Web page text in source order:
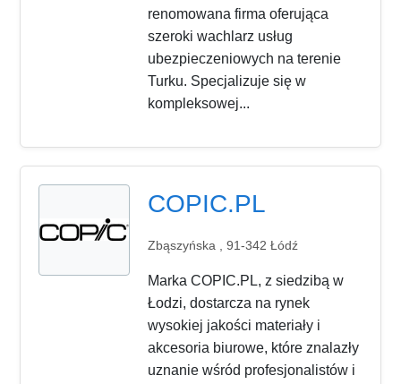
renomowana firma oferująca
szeroki wachlarz usług
ubezpieczeniowych na terenie
Turku. Specjalizuje się w
kompleksowej...
COPIC.PL
Zbąszyńska , 91-342 Łódź
Marka COPIC.PL, z siedzibą w
Łodzi, dostarcza na rynek
wysokiej jakości materiały i
akcesoria biurowe, które znalazły
uznanie wśród profesjonalistów i